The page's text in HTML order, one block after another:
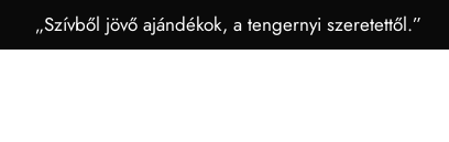
„Szívből jövő ajándékok, a tengernyi szeretettől.”